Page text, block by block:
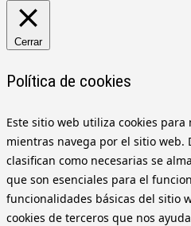
Cerrar
Política de cookies
Este sitio web utiliza cookies
mientras navega por el sitio web.
clasifican como necesarias se
que son esenciales para el
funcionalidades básicas del sitio
cookies de terceros que nos